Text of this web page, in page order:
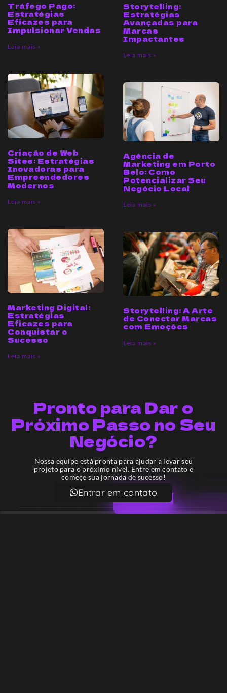
Tráfego Pago:
Estratégias
Eficazes para
Impulsionar Vendas
Leia mais »
Storytelling:
Estratégias
Avançadas para
Marcas
Impactantes
Leia mais »
Criação de Web
Sites: Estratégias
Inovadoras para
Empreendedores
Modernos
Leia mais »
Agência de
Marketing em Porto
Belo: Como
Potencializar Seu
Negócio Local
Leia mais »
Marketing Digital:
Estratégias
Eficazes para
Conquistar o
Sucesso
Leia mais »
Storytelling: A Arte
de Conectar Marcas
com Emoções
Leia mais »
Pronto para Dar o
Próximo Passo no Seu
Negócio?
Nossa equipe está pronta para ajudar a levar seu
projeto para o próximo nível. Entre em contato e
começe sua jornada de sucesso!
Entrar em contato